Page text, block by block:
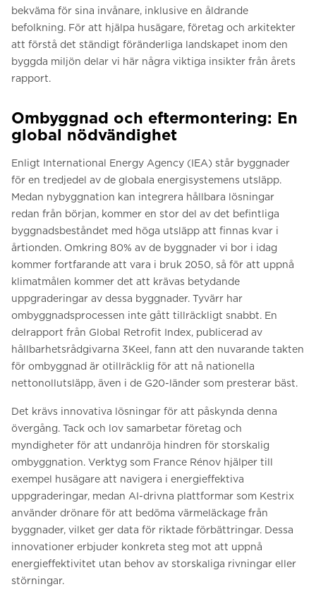
bekväma för sina invånare, inklusive en åldrande
befolkning. För att hjälpa husägare, företag och arkitekter
att förstå det ständigt föränderliga landskapet inom den
byggda miljön delar vi här några viktiga insikter från årets
rapport.
Ombyggnad och eftermontering: En
global nödvändighet
Enligt International Energy Agency (IEA) står byggnader
för en tredjedel av de globala energisystemens utsläpp.
Medan nybyggnation kan integrera hållbara lösningar
redan från början, kommer en stor del av det befintliga
byggnadsbeståndet med höga utsläpp att finnas kvar i
årtionden. Omkring 80% av de byggnader vi bor i idag
kommer fortfarande att vara i bruk 2050, så för att uppnå
klimatmålen kommer det att krävas betydande
uppgraderingar av dessa byggnader. Tyvärr har
ombyggnadsprocessen inte gått tillräckligt snabbt. En
delrapport från Global Retrofit Index, publicerad av
hållbarhetsrådgivarna 3Keel, fann att den nuvarande takten
för ombyggnad är otillräcklig för att nå nationella
nettonollutsläpp, även i de G20-länder som presterar bäst.
Det krävs innovativa lösningar för att påskynda denna
övergång. Tack och lov samarbetar företag och
myndigheter för att undanröja hindren för storskalig
ombyggnation. Verktyg som France Rénov hjälper till
exempel husägare att navigera i energieffektiva
uppgraderingar, medan AI-drivna plattformar som Kestrix
använder drönare för att bedöma värmeläckage från
byggnader, vilket ger data för riktade förbättringar. Dessa
innovationer erbjuder konkreta steg mot att uppnå
energieffektivitet utan behov av storskaliga rivningar eller
störningar.